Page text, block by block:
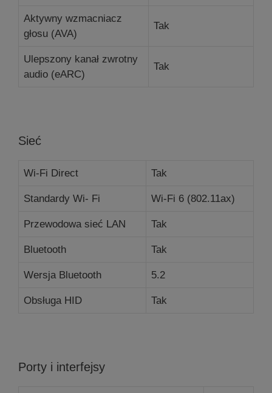
Aktywny wzmacniacz
głosu (AVA)
Tak
Ulepszony kanał zwrotny
audio (eARC)
Tak
Sieć
Wi-Fi Direct Tak
Standardy Wi- Fi Wi-Fi 6 (802.11ax)
Przewodowa sieć LAN Tak
Bluetooth Tak
Wersja Bluetooth 5.2
Obsługa HID Tak
Porty i interfejsy